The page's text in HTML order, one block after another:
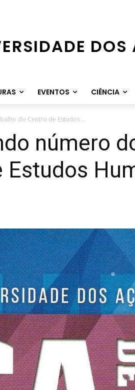
DOS
EVENTOS CIÊNCIA
do Centro de Estudos...
número
Estudos